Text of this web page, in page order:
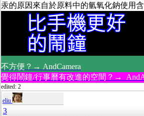
汞的原因來自於原料中的氫氧化鈉使用含
不方便？→ AndCamera
覺得鬧鐘/行事曆有改進的空間？→
edited: 2
eliu
3